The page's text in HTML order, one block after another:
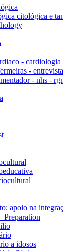
citológica e
- cardiologia
-
- nhs -
apoio na
a idosos